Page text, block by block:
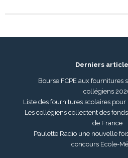
Derniers
Bourse FCPE aux fournitures
collégiens
Liste des fournitures scolaires
Les collégiens collectent des
de France
Paulette Radio une nouvelle
concours Ecole-